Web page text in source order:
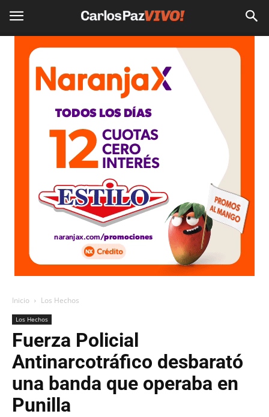
Inicio Los Hechos
Los Hechos
Fuerza Policial
Antinarcotráfico desbarató
una banda que operaba en
Punilla